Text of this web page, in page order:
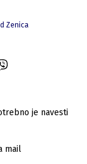
Zenica
je navesti
mail